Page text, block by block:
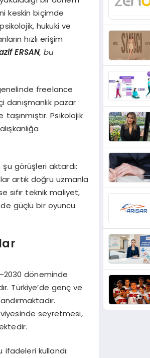
keskin biçimde
hukuki ve
hızlı erişim
ERSAN, bu
freelance
danışmanlık pazar
Psikolojik
şu görüşleri aktardı:
artık doğru uzmanla
sıfır teknik maliyet,
güçlü bir oyuncu
döneminde
Türkiye’de genç ve
seyretmesi,
kullandı: